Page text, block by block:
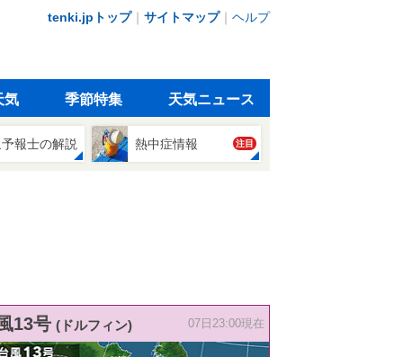
tenki.jpトップ｜ サイトマップ｜ ヘルプ
気 季節特集 天気ニュース
報士の解説 熱中症情報 注目
13号 (ドルフィン) 07日23:00現在